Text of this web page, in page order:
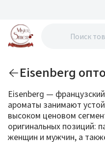
Eisenberg
Eisenberg —
ароматы занимают
высоком ценовом
оригинальных позиций:
женщин и мужчин, а